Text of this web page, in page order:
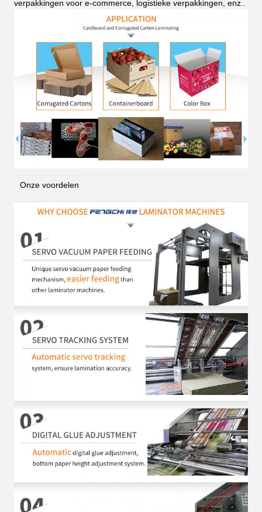
verpakkingen voor e-commerce, logistieke verpakkingen, enz.
Onze voordelen